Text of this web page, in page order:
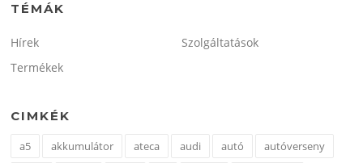
TÉMÁK
Hírek
Szolgáltatások
Termékek
CIMKÉK
a5 akkumulátor ateca audi autó
autóverseny